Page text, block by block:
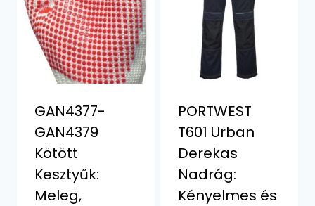
GAN4377-
GAN4379
Kötött
Kesztyűk:
Meleg,
PORTWEST
T601 Urban
Derekas
Nadrág:
Kényelmes és